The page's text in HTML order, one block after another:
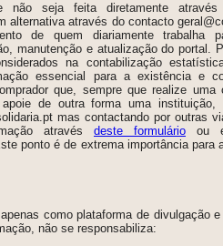
não seja feita diretamente
alternativa através do contacto
de quem diariamente trabalha
manutenção e atualização do portal.
na contabilização
essencial para a existência e
que, sempre que realize uma
de outra forma uma
mas contactando por outras
através deste formulário ou
ponto é de extrema importância para
como plataforma de divulgação
não se responsabiliza: